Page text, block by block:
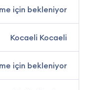
için bekleniyor
Kocaeli Kocaeli
için bekleniyor